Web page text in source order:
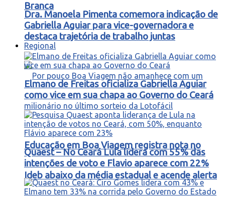
Branca
Regional
Educação em Boa Viagem registra nota no
Ideb abaixo da média estadual e acende alerta
Dra. Manoela Pimenta comemora indicação de
Gabriella Aguiar para vice-governadora e
destaca trajetória de trabalho juntas
Elmano de Freitas oficializa Gabriella Aguiar
como vice em sua chapa ao Governo do Ceará
Quaest – No Ceará Lula lidera com 55% das
intenções de voto e Flavio aparece com 22%